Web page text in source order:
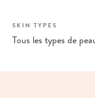
SKIN TYPES
Tous les types de